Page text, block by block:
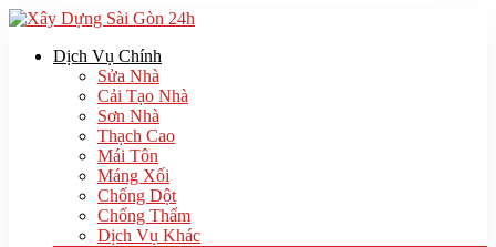
Dịch Vụ Chính
Sửa Nhà
Cải Tạo Nhà
Sơn Nhà
Thạch Cao
Mái Tôn
Máng Xối
Chống Dột
Chống Thấm
Dịch Vụ Khác